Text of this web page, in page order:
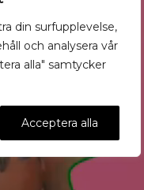
din surfupplevelse,
och analysera vår
alla" samtycker
Acceptera alla